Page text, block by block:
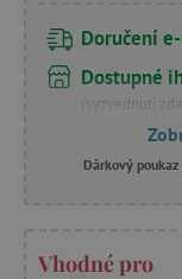
Doručení
Dostupné
(vyzvednutí
Dárkový
Vhodné pro